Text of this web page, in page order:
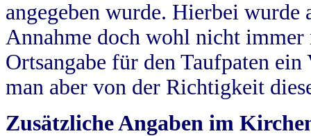
angegeben wurde. Hierbei wurde
Annahme doch wohl nicht
Ortsangabe für den Taufpaten
man aber von der Richtigkeit
Zusätzliche Angaben im